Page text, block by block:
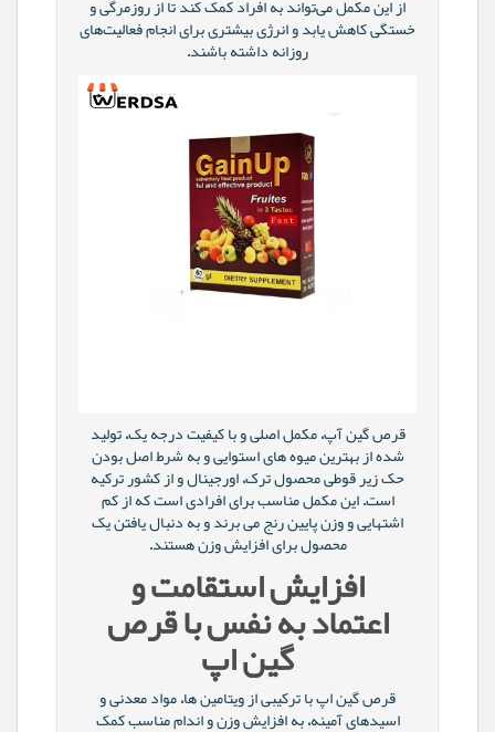
از این مکمل می‌تواند به افراد کمک کند تا از روزمرگی و
خستگی کاهش یابد و انرژی بیشتری برای انجام فعالیت‌های
روزانه داشته باشند.
قرص گین آپ، مکمل اصلی و با کیفیت درجه یک، تولید
شده از بهترین میوه های استوایی و به شرط اصل بودن
حک زیر قوطی محصول ترک، اورجینال و از کشور ترکیه
است. این مکمل مناسب برای افرادی است که از کم
اشتهایی و وزن پایین رنج می برند و به دنبال یافتن یک
محصول برای افزایش وزن هستند.
افزایش استقامت و
اعتماد به نفس با قرص
گین اپ
قرص گین اپ با ترکیبی از ویتامین ها، مواد معدنی و
اسیدهای آمینه، به افزایش وزن و اندام مناسب کمک